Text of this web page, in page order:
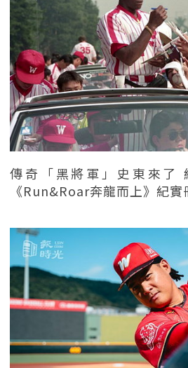
傳奇「黑將軍」史東來了
《Run&Roar奔龍而上》紀實